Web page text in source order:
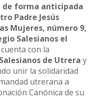
de forma anticipada
Padre Jesús
Mujeres, número 9,
Salesianos el
con la
de Utrera y
unir la solidaridad
utrerana a
Canónica de su